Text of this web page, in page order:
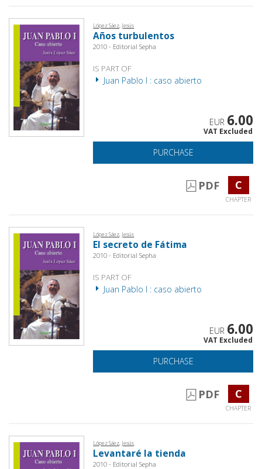
López Sáez, Jesús
Años turbulentos
2010 - Editorial Sepha
IS PART OF
Juan Pablo I : caso abierto
EUR 6.00
VAT Excluded
PURCHASE
PDF C
CHAPTER
López Sáez, Jesús
El secreto de Fátima
2010 - Editorial Sepha
IS PART OF
Juan Pablo I : caso abierto
EUR 6.00
VAT Excluded
PURCHASE
PDF C
CHAPTER
López Sáez, Jesús
Levantaré la tienda
2010 - Editorial Sepha